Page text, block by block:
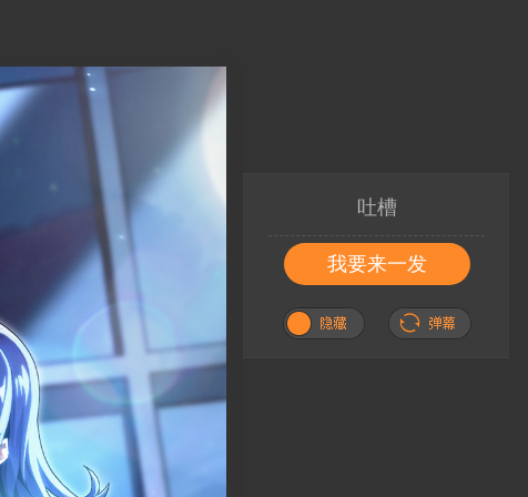
吐槽
我要来一发